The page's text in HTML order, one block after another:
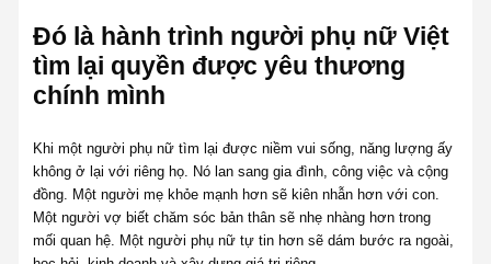
Đó là hành trình người phụ nữ Việt
tìm lại quyền được yêu thương
chính mình
Khi một người phụ nữ tìm lại được niềm vui sống, năng lượng ấy
không ở lại với riêng họ. Nó lan sang gia đình, công việc và cộng
đồng. Một người mẹ khỏe mạnh hơn sẽ kiên nhẫn hơn với con.
Một người vợ biết chăm sóc bản thân sẽ nhẹ nhàng hơn trong
mối quan hệ. Một người phụ nữ tự tin hơn sẽ dám bước ra ngoài,